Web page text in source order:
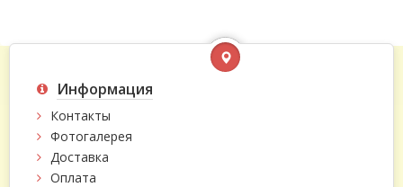
Информация
Контакты
Фотогалерея
Доставка
Оплата